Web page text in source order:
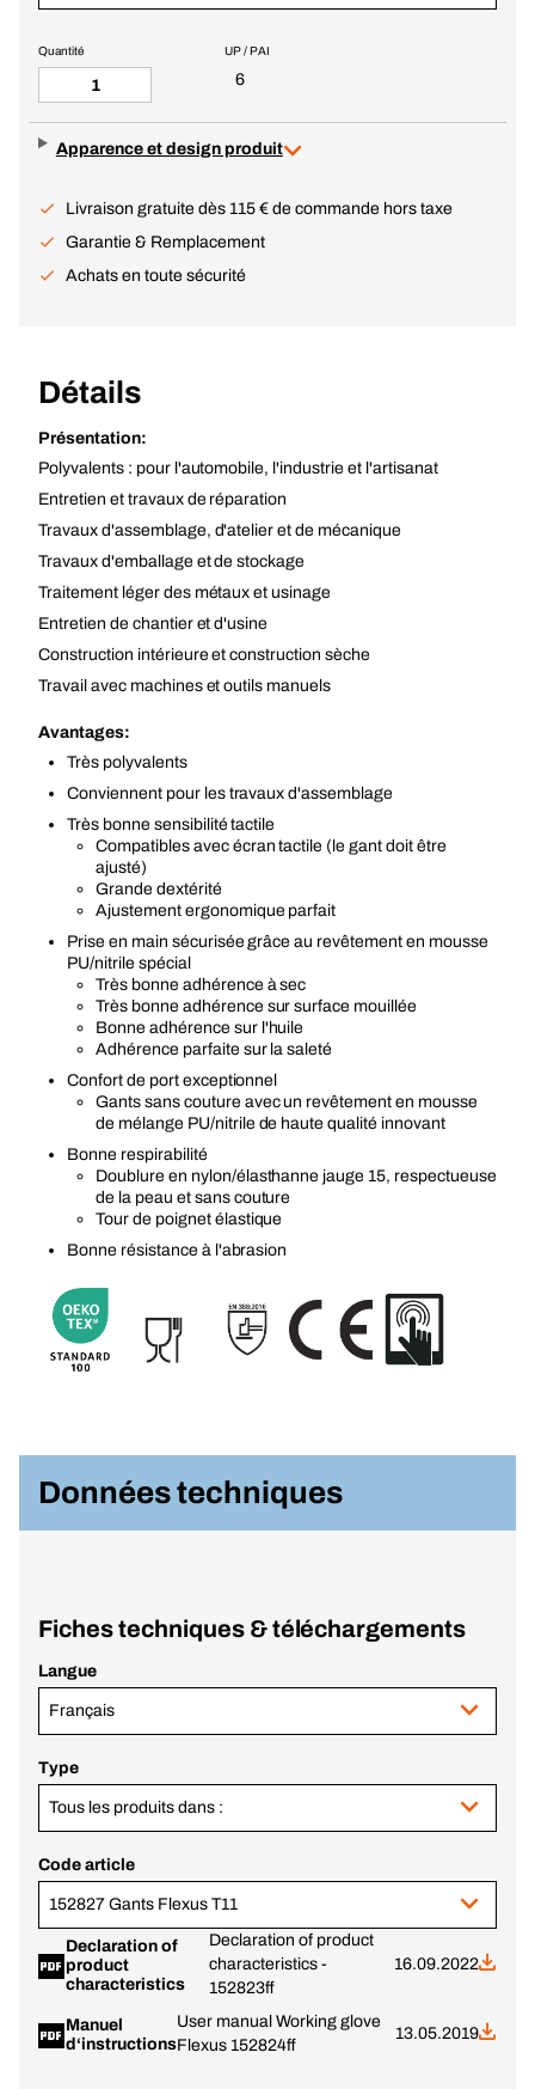
UP / PAI
6
Quantité
Apparence et design produit
Livraison gratuite dès 115 € de commande hors taxe
Garantie & Remplacement
Achats en toute sécurité
Détails
Présentation:
Polyvalents : pour l'automobile, l'industrie et l'artisanat
Entretien et travaux de réparation
Travaux d'assemblage, d'atelier et de mécanique
Travaux d'emballage et de stockage
Traitement léger des métaux et usinage
Entretien de chantier et d'usine
Construction intérieure et construction sèche
Travail avec machines et outils manuels
Avantages:
Très polyvalents
Conviennent pour les travaux d'assemblage
Très bonne sensibilité tactile
Compatibles avec écran tactile (le gant doit être
ajusté)
Grande dextérité
Ajustement ergonomique parfait
Prise en main sécurisée grâce au revêtement en mousse
PU/nitrile spécial
Très bonne adhérence à sec
Très bonne adhérence sur surface mouillée
Bonne adhérence sur l'huile
Adhérence parfaite sur la saleté
Confort de port exceptionnel
Gants sans couture avec un revêtement en mousse
de mélange PU/nitrile de haute qualité innovant
Bonne respirabilité
Doublure en nylon/élasthanne jauge 15, respectueuse
de la peau et sans couture
Tour de poignet élastique
Bonne résistance à l'abrasion
Données techniques
Fiches techniques & téléchargements
Langue
Français
Type
Tous les produits dans :
Code article
152827 Gants Flexus T11
Declaration of
product
characteristics
Declaration of product
characteristics -
152823ff
16.09.2022
Manuel
d‘instructions
User manual Working glove
Flexus 152824ff
13.05.2019